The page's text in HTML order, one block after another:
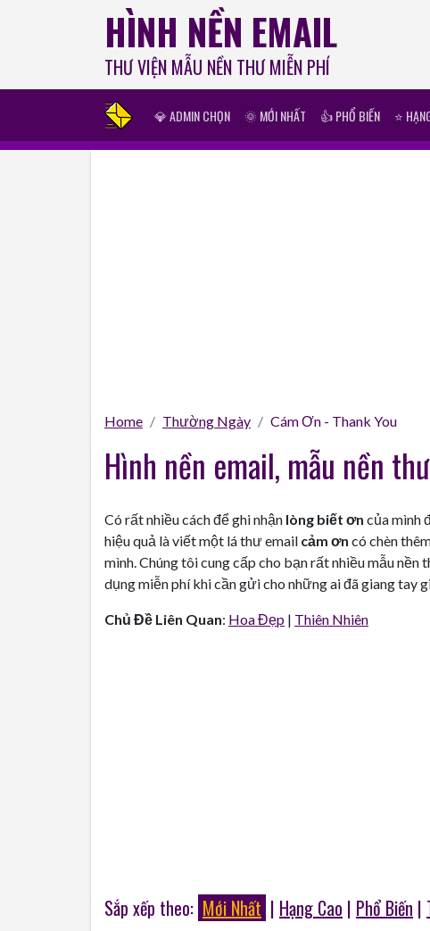
HÌNH NỀN EMAIL
THƯ VIỆN MẪU NỀN THƯ MIỄN PHÍ
💎 ADMIN CHỌN 🌞 MỚI NHẤT 👍 PHỔ BIẾN ⭐
Home Thường Ngày Cám Ơn - Thank You
Hình nền email, mẫu nền
Có rất nhiều cách để ghi nhận lòng biết ơn của mình
hiệu quả là viết một lá thư email cảm ơn có chèn
mình. Chúng tôi cung cấp cho bạn rất nhiều mẫu nền
dụng miễn phí khi cần gửi cho những ai đã giang tay
Chủ Đề Liên Quan: Hoa Đẹp | Thiên Nhiên
Sắp xếp theo: Mới Nhất | Hạng Cao | Phổ Biến |